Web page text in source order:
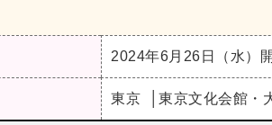
2024年6月26日（水）
東京 東京文化会館・